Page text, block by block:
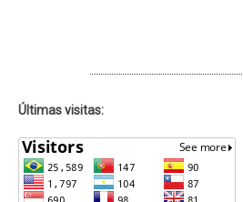
Últimas visitas: